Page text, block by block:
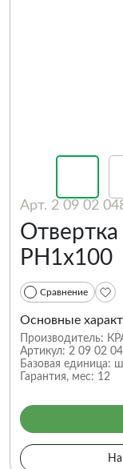
Арт. 2 09 02
PH1х100
Сравнение
Основные
Производитель:
Артикул: 2 09 02
Базовая единица:
Гарантия, мес: 12